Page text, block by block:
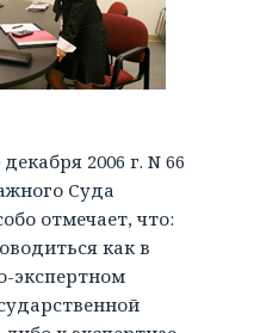
2006 г. N 66
Суда
отмечает, что:
как в
экспертном